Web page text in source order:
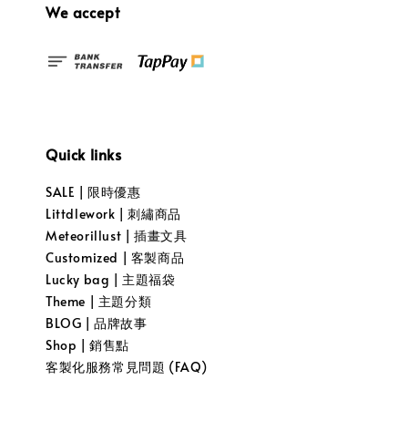
We accept
Quick links
SALE | 限時優惠
Littdlework | 刺繡商品
Meteorillust | 插畫文具
Customized | 客製商品
Lucky bag | 主題福袋
Theme | 主題分類
BLOG | 品牌故事
Shop | 銷售點
客製化服務常見問題 (FAQ)